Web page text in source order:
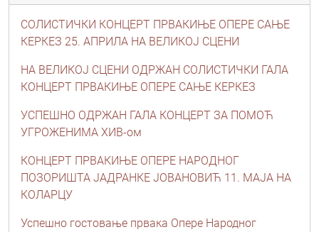
СОЛИСТИЧКИ КОНЦЕРТ ПРВАКИЊЕ ОПЕРЕ САЊЕ
КЕРКЕЗ 25. АПРИЛА НА ВЕЛИКОЈ СЦЕНИ
НА ВЕЛИКОЈ СЦЕНИ ОДРЖАН СОЛИСТИЧКИ ГАЛА
КОНЦЕРТ ПРВАКИЊЕ ОПЕРЕ САЊЕ КЕРКЕЗ
УСПЕШНО ОДРЖАН ГАЛА КОНЦЕРТ ЗА ПОМОЋ
УГРОЖЕНИМА ХИВ-ом
КОНЦЕРТ ПРВАКИЊЕ ОПЕРЕ НАРОДНОГ
ПОЗОРИШТА ЈАДРАНКЕ ЈОВАНОВИЋ 11. МАЈА НА
КОЛАРЦУ
Успешно гостовање првака Опере Народног